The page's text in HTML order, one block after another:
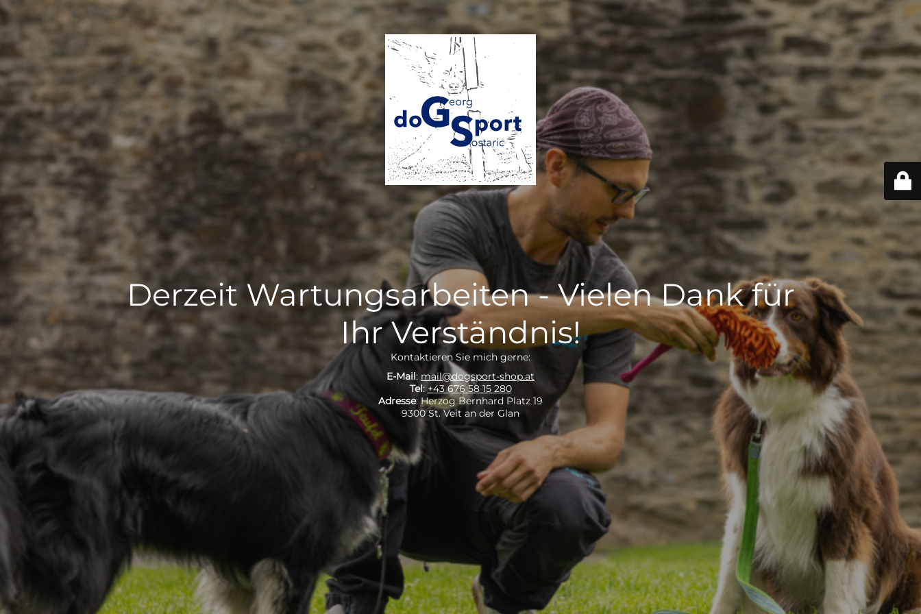
Derzeit Wartungsarbeiten - Vielen Dank für
Ihr Verständnis!
Kontaktieren Sie mich gerne:
E-Mail: mail@dogsport-shop.at
Tel:+43 676 58 15 280
Adresse: Herzog Bernhard Platz 19
9300 St. Veit an der Glan